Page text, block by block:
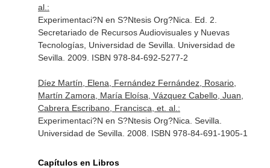
al.:
Experimentaci?N en S?Ntesis Org?Nica. Ed. 2.
Secretariado de Recursos Audiovisuales y Nuevas
Tecnologías, Universidad de Sevilla. Universidad de
Sevilla. 2009. ISBN 978-84-692-5277-2
Díez Martín, Elena, Fernández Fernández, Rosario,
Martín Zamora, María Eloísa, Vázquez Cabello, Juan,
Cabrera Escribano, Francisca, et. al.:
Experimentaci?N en S?Ntesis Org?Nica. Sevilla.
Universidad de Sevilla. 2008. ISBN 978-84-691-1905-1
Capítulos en Libros